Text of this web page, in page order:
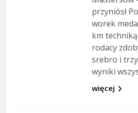
przyniósł
worek
km
rodacy
srebro i
wyniki
więcej